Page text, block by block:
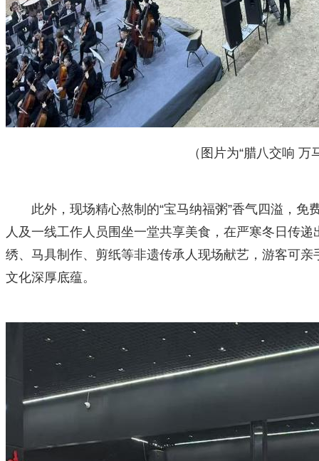
（图片为“腊八交响 万马奔腾
此外，现场精心熬制的“宝马纳福粥”香气四溢，
人及一线工作人员围坐一堂共享美食，在严寒冬日传
绣、马具制作、剪纸等非遗传承人现场献艺，游客可
文化深厚底蕴。